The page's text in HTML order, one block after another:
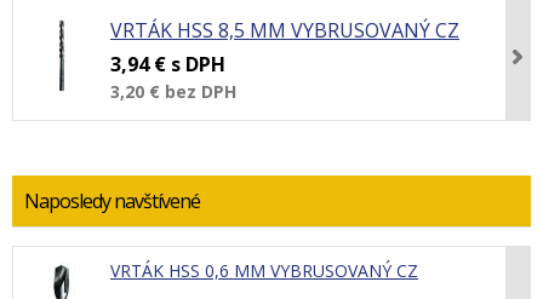
VRTÁK HSS 8,5 MM VYBRUSOVANÝ CZ
3,94 € s DPH
3,20 € bez DPH
Naposledy navštívené
VRTÁK HSS 0,6 MM VYBRUSOVANÝ CZ